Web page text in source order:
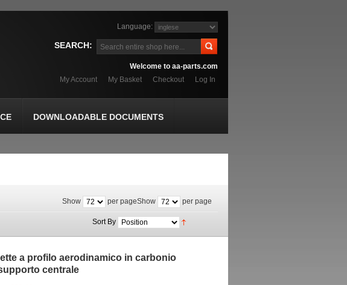
Language:
SEARCH:
Welcome to aa-parts.com
My Account
My Basket Checkout Log In
DOWNLOADABLE DOCUMENTS
Show per page
Show per page
Sort By
a profilo aerodinamico in carbonio
centrale